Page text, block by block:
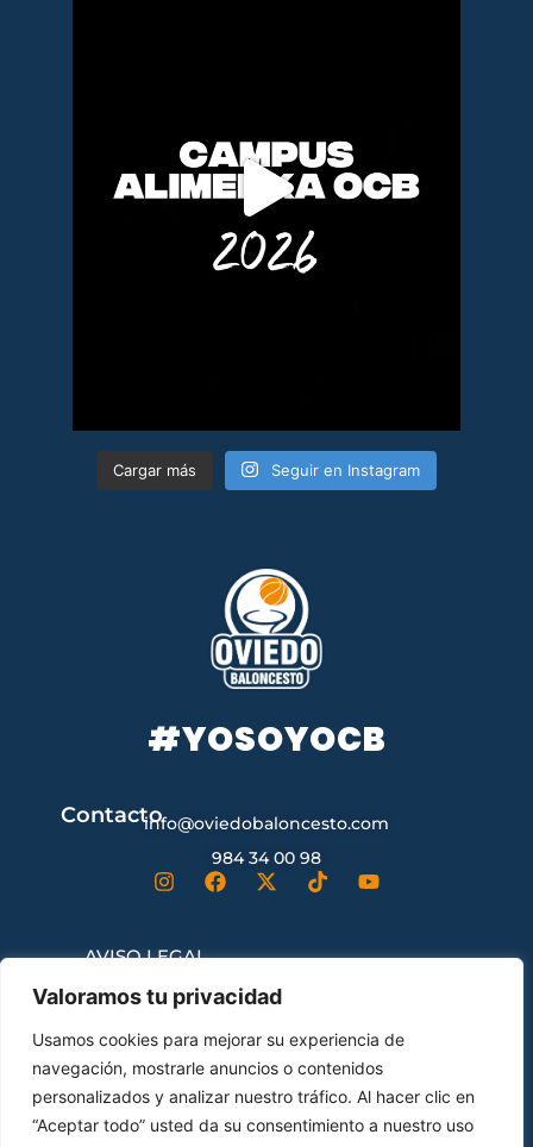
Valoramos tu privacidad
Usamos cookies para mejorar su experiencia de
navegación, mostrarle anuncios o contenidos
personalizados y analizar nuestro tráfico. Al hacer clic en
“Aceptar todo” usted da su consentimiento a nuestro uso
Cargar más Seguir en Instagram
#YOSOYOCB
Contactoinfo@oviedobaloncesto.com
984 34 00 98
AVISO LEGAL
CONTRATACIÓN
ENVÍOS Y DEVOLUCIONES